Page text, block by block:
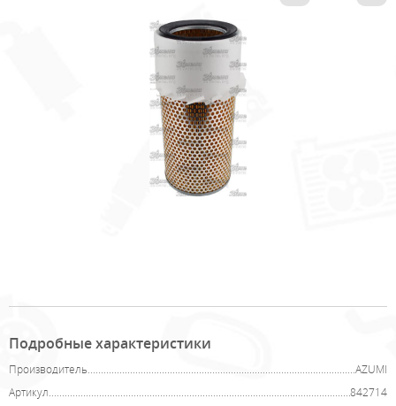
Подробные характеристики
Производитель
AZUMI
Артикул
842714